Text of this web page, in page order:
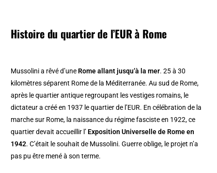
Histoire du quartier de l’EUR à Rome
Mussolini a rêvé d’une Rome allant jusqu’à la mer. 25 à 30
kilomètres séparent Rome de la Méditerranée. Au sud de Rome,
après le quartier antique regroupant les vestiges romains, le
dictateur a créé en 1937 le quartier de l’EUR. En célébration de la
marche sur Rome, la naissance du régime fasciste en 1922, ce
quartier devait accueillir l’ Exposition Universelle de Rome en
1942. C’était le souhait de Mussolini. Guerre oblige, le projet n’a
pas pu être mené à son terme.